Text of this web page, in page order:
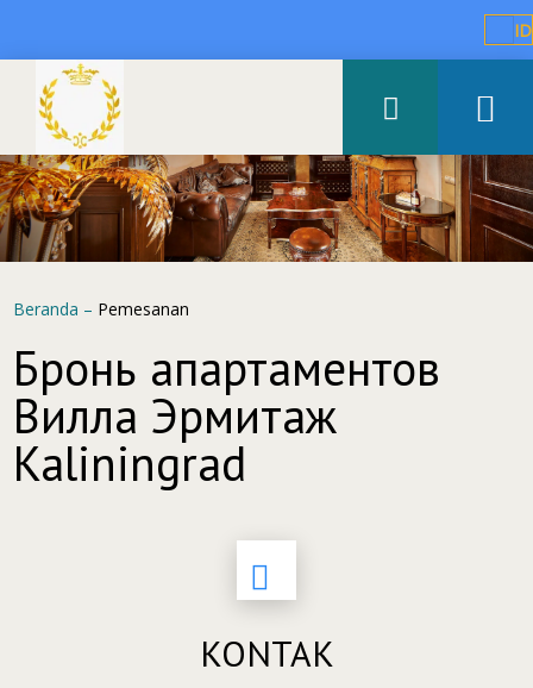
ID
Beranda – Pemesanan
Бронь апартаментов
Вилла Эрмитаж
Kaliningrad
KONTAK